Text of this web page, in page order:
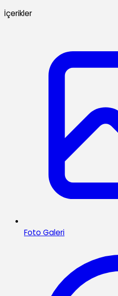
İçerikler
Foto Galeri